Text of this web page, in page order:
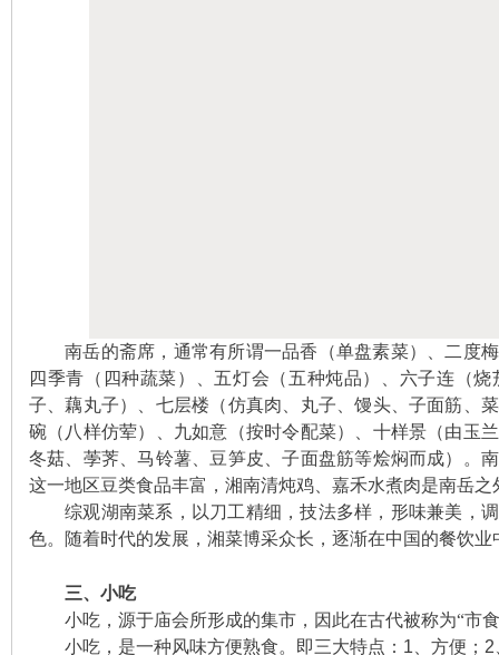
南岳的斋席，通常有所谓一品香（单盘素菜）、二度
四季青（四种蔬菜）、五灯会（五种炖品）、六子连（
子、藕丸子）、七层楼（仿真肉、丸子、馒头、子面筋、
碗（八样仿荤）、九如意（按时令配菜）、十样景（由玉
冬菇、荸荠、马铃薯、豆笋皮、子面盘筋等烩焖而成）。
这一地区豆类食品丰富，湘南清炖鸡、嘉禾水煮肉是南岳
综观湖南菜系，以刀工精细，技法多样，形味兼美，
色。随着时代的发展，湘菜博采众长，逐渐在中国的餐饮业
三、小吃
小吃，源于庙会所形成的集市，因此在古代被称为“市
小吃，是一种风味方便熟食。即三大特点： 1 、方便； 2